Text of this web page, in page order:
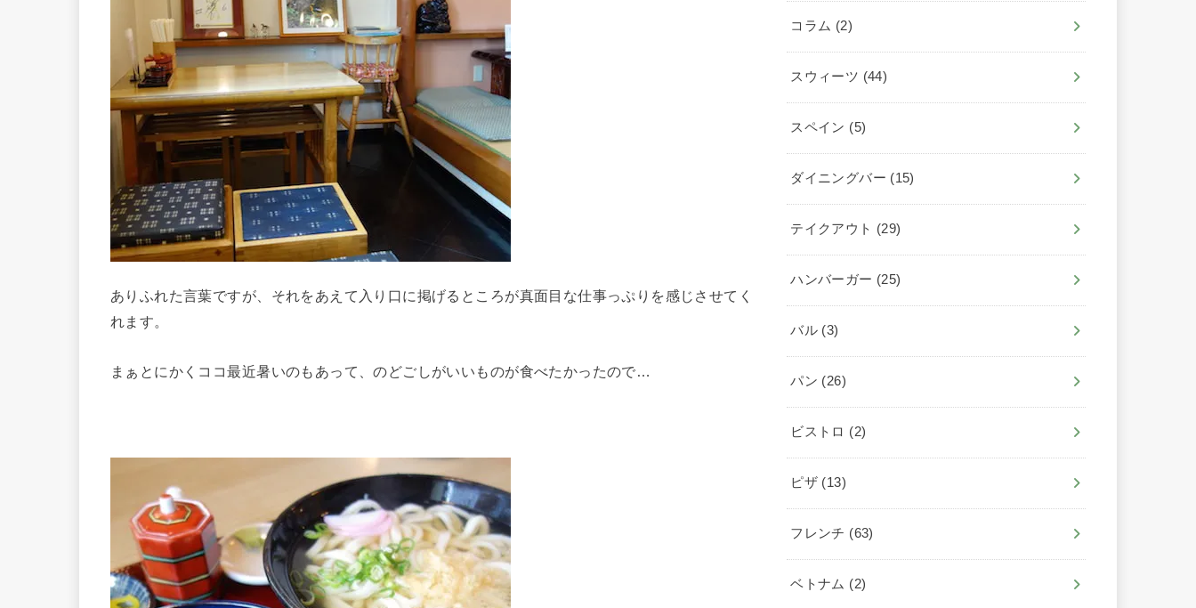
ありふれた言葉ですが、それをあえて入り口に掲げるところが真面目な仕事っぷりを感じさせてく
れます。
まぁとにかくココ最近暑いのもあって、のどごしがいいものが食べたかったので…
コラム (2)
スウィーツ (44)
スペイン (5)
ダイニングバー (15)
テイクアウト (29)
ハンバーガー (25)
バル (3)
パン (26)
ビストロ (2)
ピザ (13)
フレンチ (63)
ベトナム (2)